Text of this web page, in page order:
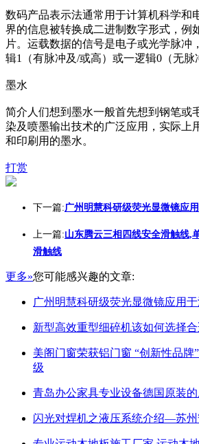
数码产品表示法通常用于计算机科学和
界的信息被转换成二进制数字形式，例
片。运载数据的信号是电子或光学脉冲
辑1（有脉冲及/或高）或一逻辑0（无脉
墨水
简介人们想到墨水一般首先想到钢笔或
染及喷墨输出技术的广泛应用，实际上
和印刷用的墨水。
打赏
下一篇:广州明慧科研级荧光显微镜应
上一篇:山东腾云三相四线安全滑触线,
滑触线
更多»您可能感兴趣的文章:
广州明慧科研级荧光显微镜应用
新型高效重型细碎机该如何选择
美阁门窗荣获铝门窗 “创新性品牌
级
青岛办公家具专业设备德国原装的
闪光对焊机之液压系统介绍—苏